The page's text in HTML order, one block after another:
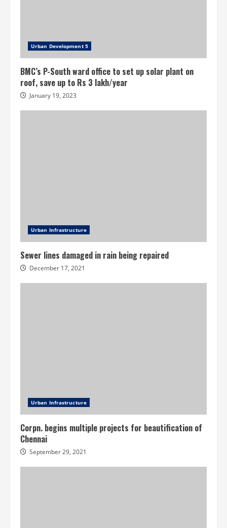
Urban Development 5
BMC’s P-South ward office to set up solar plant on
roof, save up to Rs 3 lakh/year
January 19, 2023
Urban Infrastructure
Sewer lines damaged in rain being repaired
December 17, 2021
Urban Infrastructure
Corpn. begins multiple projects for beautification of
Chennai
September 29, 2021